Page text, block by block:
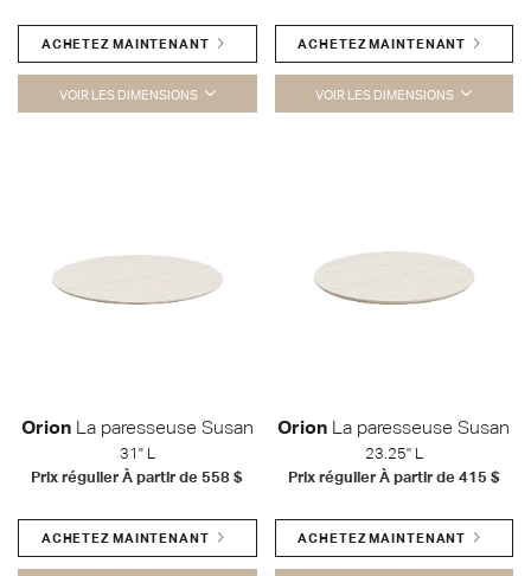
ACHETEZ MAINTENANT
VOIR LES DIMENSIONS
ACHETEZ MAINTENANT
VOIR LES DIMENSIONS
OrionLa paresseuse Susan
31" L
Prix régulier À partir de558 $
ACHETEZ MAINTENANT
Orion La paresseuse Susan
23.25" L
Prix régulier À partir de 415 $
ACHETEZ MAINTENANT